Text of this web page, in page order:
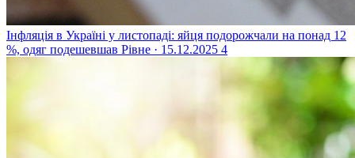
Інфляція в Україні у листопаді: яйця подорожчали на понад 12
%, одяг подешевшав Рівне · 15.12.2025 4